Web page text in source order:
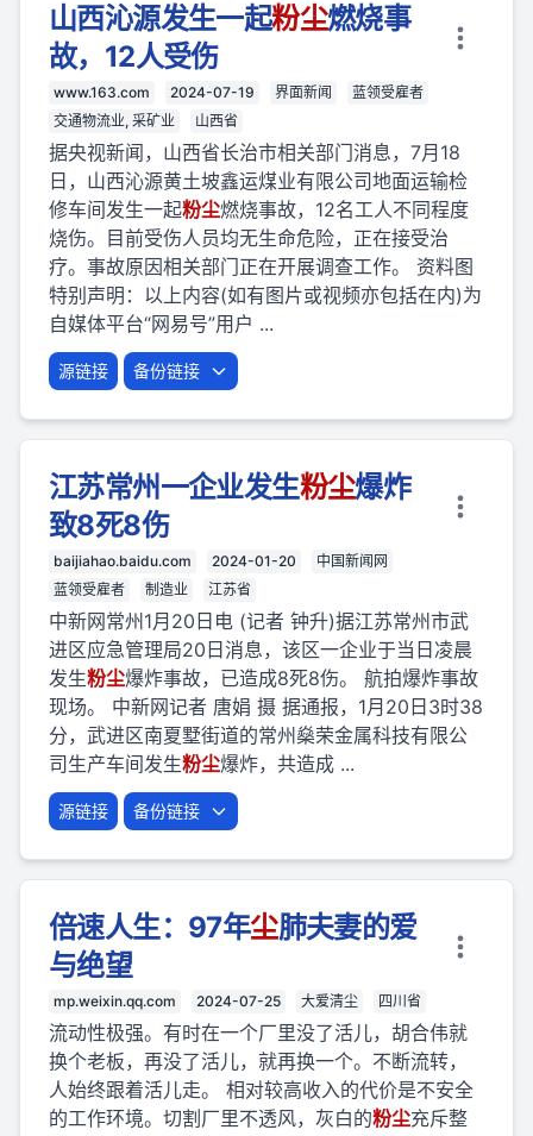
山西沁源发生一起粉尘燃烧事
故，12人受伤
www.163.com 2024-07-19 界面新闻
蓝领受雇者
交通物流业, 采矿业
山西省
据央视新闻，山西省长治市相关部门消息，7月18
日，山西沁源黄土坡鑫运煤业有限公司地面运输检
修车间发生一起粉尘燃烧事故，12名工人不同程度
烧伤。目前受伤人员均无生命危险，正在接受治
疗。事故原因相关部门正在开展调查工作。 资料图
特别声明：以上内容(如有图片或视频亦包括在内)为
自媒体平台“网易号”用户 ...
源链接 备份链接
江苏常州一企业发生粉尘爆炸
致8死8伤
baijiahao.baidu.com 2024-01-20
中国新闻网
蓝领受雇者
制造业 江苏省
中新网常州1月20日电 (记者 钟升)据江苏常州市武
进区应急管理局20日消息，该区一企业于当日凌晨
发生粉尘爆炸事故，已造成8死8伤。 航拍爆炸事故
现场。 中新网记者 唐娟 摄 据通报，1月20日3时38
分，武进区南夏墅街道的常州燊荣金属科技有限公
司生产车间发生粉尘爆炸，共造成 ...
源链接 备份链接
倍速人生：97年尘肺夫妻的爱
与绝望
mp.weixin.qq.com 2024-07-25 大爱清尘 四川省
流动性极强。有时在一个厂里没了活儿，胡合伟就
换个老板，再没了活儿，就再换一个。不断流转，
人始终跟着活儿走。 相对较高收入的代价是不安全
的工作环境。切割厂里不透风，灰白的粉尘充斥整